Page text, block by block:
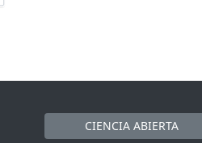
CIENCIA ABIERTA